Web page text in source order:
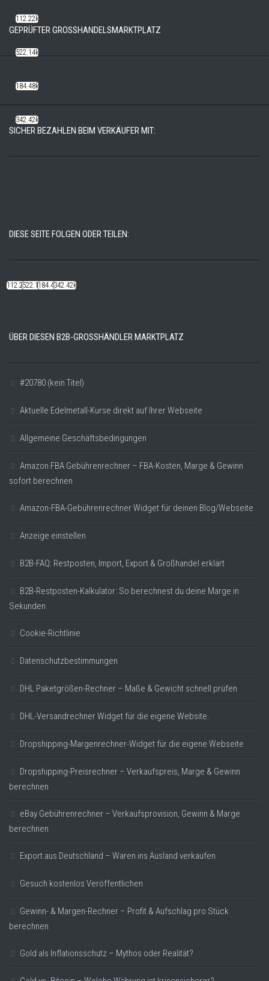
GEPRÜFTER GROSSHANDELSMARKTPLATZ
SICHER BEZAHLEN BEIM VERKÄUFER MIT:
DIESE SEITE FOLGEN ODER TEILEN:
112.22k522.14k184.48k342.42k
ÜBER DIESEN B2B-GROSSHÄNDLER MARKTPLATZ
#20780 (kein Titel)
Aktuelle Edelmetall-Kurse direkt auf Ihrer Webseite
Allgemeine Geschäftsbedingungen
Amazon FBA Gebührenrechner – FBA-Kosten, Marge & Gewinn
sofort berechnen
Amazon-FBA-Gebührenrechner Widget für deinen Blog/Webseite
Anzeige einstellen
B2B-FAQ: Restposten, Import, Export & Großhandel erklärt
B2B-Restposten-Kalkulator: So berechnest du deine Marge in
Sekunden
Cookie-Richtlinie
Datenschutzbestimmungen
DHL Paketgrößen-Rechner – Maße & Gewicht schnell prüfen
DHL-Versandrechner Widget für die eigene Website.
Dropshipping-Margenrechner-Widget für die eigene Webseite
Dropshipping-Preisrechner – Verkaufspreis, Marge & Gewinn
berechnen
eBay Gebührenrechner – Verkaufsprovision, Gewinn & Marge
berechnen
Export aus Deutschland – Waren ins Ausland verkaufen
Gesuch kostenlos Veröffentlichen
Gewinn- & Margen-Rechner – Profit & Aufschlag pro Stück
berechnen
Gold als Inflationsschutz – Mythos oder Realität?
112.22k
522.14k
184.48k
342.42k